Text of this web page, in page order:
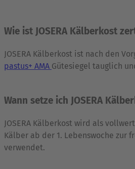
Wie ist JOSERA Kälberkost
JOSERA Kälberkost ist nach den
pastus+ AMA Gütesiegel tauglich
Wann setze ich JOSERA
JOSERA Kälberkost wird als
Kälber ab der 1. Lebenswoche zur
verwendet.